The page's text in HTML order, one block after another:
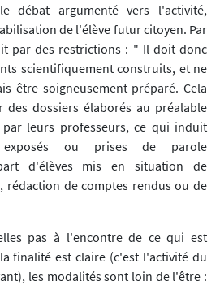
débat argumenté vers l'activité,
de l'élève futur citoyen. Par
par des restrictions : " Il doit donc
scientifiquement construits, et ne
être soigneusement préparé. Cela
dossiers élaborés au préalable
par leurs professeurs, ce qui induit
exposés ou prises de parole
d'élèves mis en situation de
rédaction de comptes rendus ou de
pas à l'encontre de ce qui est
finalité est claire (c'est l'activité du
les modalités sont loin de l'être :